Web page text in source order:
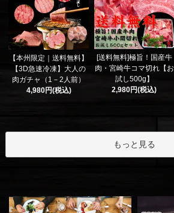
【本州限定｜送料無料】
【3D急速冷凍】大人の
肉ガチャ（1－2人前）
4,980円(税込)
[送料無料]極旨！国産牛
肉・宮崎牛コマ切れ【お
試し500g】
2,980円(税込)
もっと見る